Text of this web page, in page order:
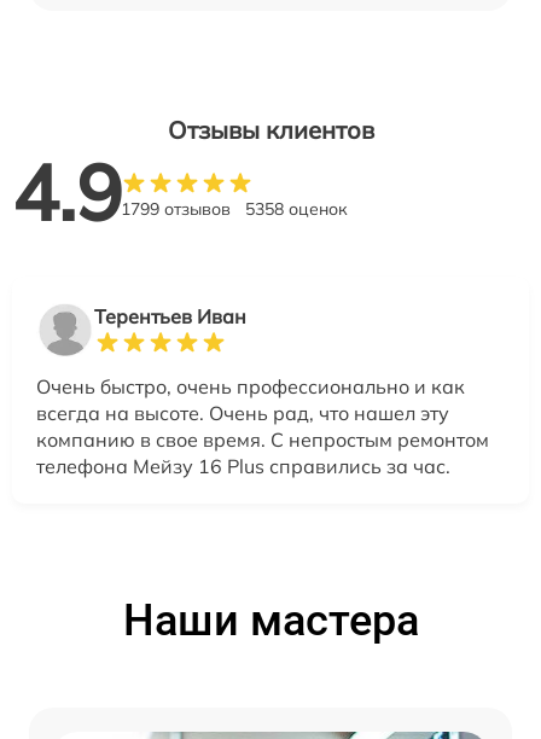
Отзывы клиентов
4.91799 отзывов 5358 оценок
Терентьев Иван
Очень быстро, очень профессионально и как
всегда на высоте. Очень рад, что нашел эту
компанию в свое время. С непростым ремонтом
телефона Мейзу 16 Plus справились за час.
Наши мастера